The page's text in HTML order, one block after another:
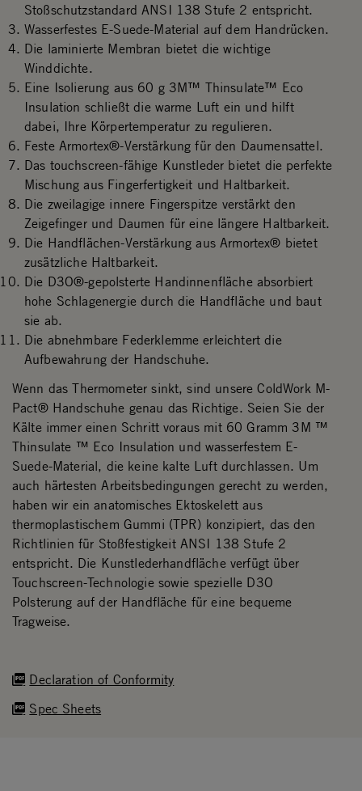
Stoßschutzstandard ANSI 138 Stufe 2 entspricht.
Wasserfestes E-Suede-Material auf dem Handrücken.
Die laminierte Membran bietet die wichtige
Winddichte.
Eine Isolierung aus 60 g 3M™ Thinsulate™ Eco
Insulation schließt die warme Luft ein und hilft
dabei, Ihre Körpertemperatur zu regulieren.
Feste Armortex®-Verstärkung für den Daumensattel.
Das touchscreen-fähige Kunstleder bietet die perfekte
Mischung aus Fingerfertigkeit und Haltbarkeit.
Die zweilagige innere Fingerspitze verstärkt den
Zeigefinger und Daumen für eine längere Haltbarkeit.
Die Handflächen-Verstärkung aus Armortex® bietet
zusätzliche Haltbarkeit.
Die D3O®-gepolsterte Handinnenfläche absorbiert
hohe Schlagenergie durch die Handfläche und baut
sie ab.
Die abnehmbare Federklemme erleichtert die
Aufbewahrung der Handschuhe.
Declaration of Conformity
Spec Sheets
Wenn das Thermometer sinkt, sind unsere ColdWork M-
Pact® Handschuhe genau das Richtige. Seien Sie der
Kälte immer einen Schritt voraus mit 60 Gramm 3M ™
Thinsulate ™ Eco Insulation und wasserfestem E-
Suede-Material, die keine kalte Luft durchlassen. Um
auch härtesten Arbeitsbedingungen gerecht zu werden,
haben wir ein anatomisches Ektoskelett aus
thermoplastischem Gummi (TPR) konzipiert, das den
Richtlinien für Stoßfestigkeit ANSI 138 Stufe 2
entspricht. Die Kunstlederhandfläche verfügt über
Touchscreen-Technologie sowie spezielle D3O
Polsterung auf der Handfläche für eine bequeme
Tragweise.